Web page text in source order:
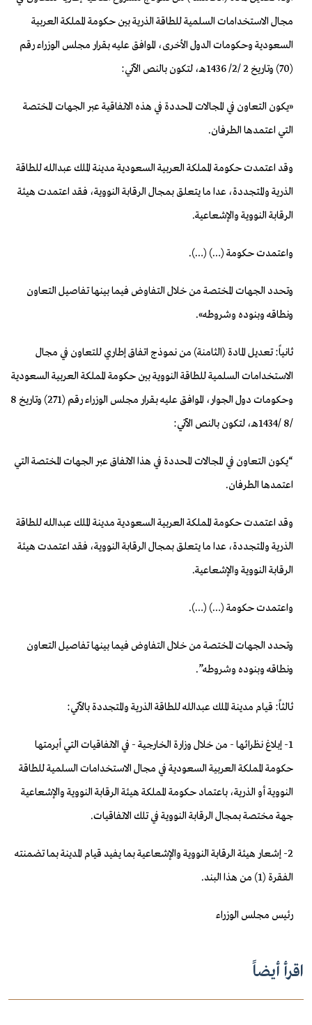
مجال الاستخدامات السلمية للطاقة الذرية بين حكومة المملكة العربية
السعودية وحكومات الدول الأخرى، الموافق عليه بقرار مجلس الوزراء رقم
(70) وتاريخ 2 /2/ 1436هـ، لتكون بالنص الآتي:
«يكون التعاون في المجالات المحددة في هذه الاتفاقية عبر الجهات المختصة
التي اعتمدها الطرفان.
وقد اعتمدت حكومة المملكة العربية السعودية مدينة الملك عبدالله للطاقة
الذرية والمتجددة، عدا ما يتعلق بمجال الرقابة النووية، فقد اعتمدت هيئة
الرقابة النووية والإشعاعية.
واعتمدت حكومة (…) (…).
وتحدد الجهات المختصة من خلال التفاوض فيما بينها تفاصيل التعاون
ونطاقه وبنوده وشروطه».
ثانياً: تعديل المادة (الثامنة) من نموذج اتفاق إطاري للتعاون في مجال
الاستخدامات السلمية للطاقة النووية بين حكومة المملكة العربية السعودية
وحكومات دول الجوار، الموافق عليه بقرار مجلس الوزراء رقم (271) وتاريخ 8
/8 /1434هـ، لتكون بالنص الآتي:
“يكون التعاون في المجالات المحددة في هذا الاتفاق عبر الجهات المختصة التي
اعتمدها الطرفان.
وقد اعتمدت حكومة المملكة العربية السعودية مدينة الملك عبدالله للطاقة
الذرية والمتجددة، عدا ما يتعلق بمجال الرقابة النووية، فقد اعتمدت هيئة
الرقابة النووية والإشعاعية.
واعتمدت حكومة (…) (…).
وتحدد الجهات المختصة من خلال التفاوض فيما بينها تفاصيل التعاون
ونطاقه وبنوده وشروطه”.
ثالثاً: قیام مدينة الملك عبدالله للطاقة الذرية والمتجددة بالآتي:
1- إبلاغ نظرائها - من خلال وزارة الخارجية - في الاتفاقيات التي أبرمتها
حكومة المملكة العربية السعودية في مجال الاستخدامات السلمية للطاقة
النووية أو الذرية، باعتماد حكومة المملكة هيئة الرقابة النووية والإشعاعية
جهة مختصة بمجال الرقابة النووية في تلك الاتفاقيات.
2- إشعار هيئة الرقابة النووية والإشعاعية بما يفيد قيام المدينة بما تضمنته
الفقرة (1) من هذا البند.
رئيس مجلس الوزراء
اقرأ أيضاً